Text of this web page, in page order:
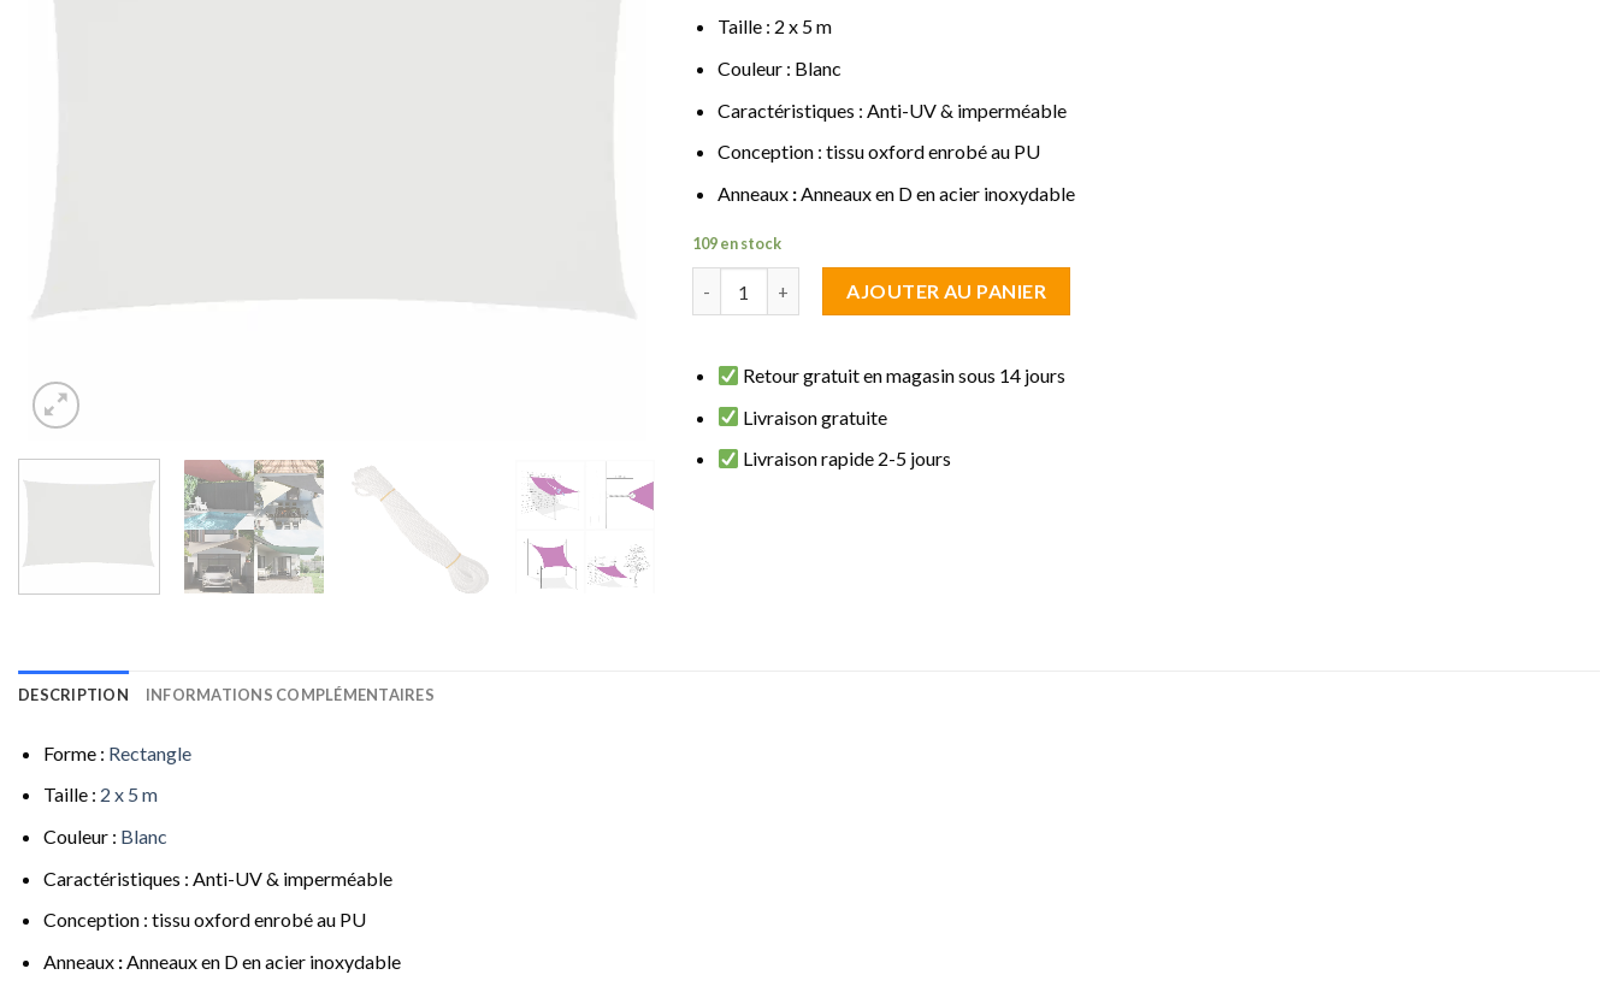
Taille : 2 x 5 m
Couleur : Blanc
Caractéristiques : Anti-UV & imperméable
Conception : tissu oxford enrobé au PU
Anneaux: Anneaux en D en acier inoxydable
109 en stock
AJOUTER AU PANIER
Retour gratuit en magasin sous 14 jours
Livraison gratuite
Livraison rapide 2-5 jours
DESCRIPTION INFORMATIONS COMPLÉMENTAIRES
Forme : Rectangle
Taille : 2 x 5 m
Couleur : Blanc
Caractéristiques : Anti-UV & imperméable
Conception : tissu oxford enrobé au PU
Anneaux:Anneaux en D en acier inoxydable